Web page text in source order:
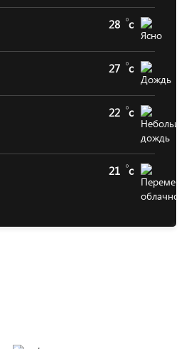
28 c
27 c
22 c
21 c